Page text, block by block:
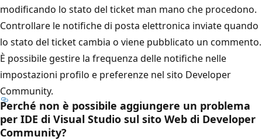
modificando lo stato del ticket man mano che procedono.
Controllare le notifiche di posta elettronica inviate quando
lo stato del ticket cambia o viene pubblicato un commento.
È possibile gestire la frequenza delle notifiche nelle
impostazioni profilo e preferenze nel sito Developer
Community.
Perché non è possibile aggiungere un problema
per IDE di Visual Studio sul sito Web di Developer
Community?